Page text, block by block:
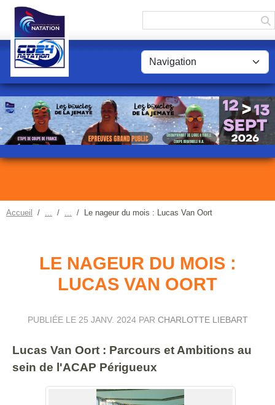
Accueil Le nageur du mois : Lucas Van Oort
LE NAGEUR DU MOIS :
LUCAS VAN OORT
PUBLIÉE LE 25 JANV. 2024PAR CHARLOTTE LIEBART
Lucas Van Oort : Parcours et Ambitions au
sein de l'ACAP Périgueux
Panneau de gestion des cookies